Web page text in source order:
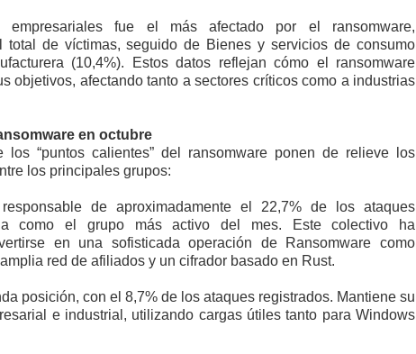
empresariales fue el más afectado por el ransomware,
total de víctimas, seguido de Bienes y servicios de consumo
(10,4%). Estos datos reflejan cómo el ransomware
objetivos, afectando tanto a sectores críticos como a industrias
en octubre
los “puntos calientes” del ransomware ponen de relieve los
los principales grupos:
de aproximadamente el 22,7% de los ataques
como el grupo más activo del mes. Este colectivo ha
en una sofisticada operación de Ransomware como
red de afiliados y un cifrador basado en Rust.
posición, con el 8,7% de los ataques registrados. Mantiene su
e industrial, utilizando cargas útiles tanto para Windows